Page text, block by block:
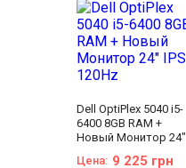
Количество ядер
процессора: 4
Тип матрицы:
Диагональ: 24 дюйма
Разрешение Экрана:
1920x1080
Оперативная Память:
4 GB (DDR4)
Видеокарта: Intel® HD
Graphics 530
Dell OptiPlex 5040 i5-
6400 8GB RAM +
Новый Монитор 24"
Цена: 9 225 грн